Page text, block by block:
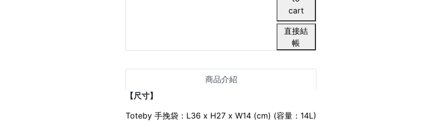
直接結
帳
商品介紹
【尺寸】
Toteby 手挽袋：L36 x H27 x W14 (cm) (容量：14L)